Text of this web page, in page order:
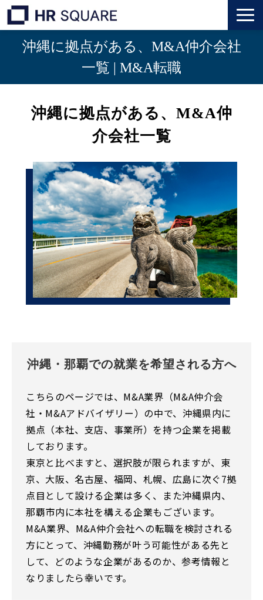
トップ
人材業界転職
インタビュー
代表メッセージ
個人のお客様
法人のお客様
沖縄に拠点がある、M&A仲介会社
一覧 | M&A転職
沖縄に拠点がある、M&A仲
介会社一覧
沖縄・那覇での就業を希望される方へ
こちらのページでは、M&A業界（M&A仲介会
社・M&Aアドバイザリー）の中で、沖縄県内に
拠点（本社、支店、事業所）を持つ企業を掲載
しております。
東京と比べますと、選択肢が限られますが、東
京、大阪、名古屋、福岡、札幌、広島に次ぐ7拠
点目として設ける企業は多く、また沖縄県内、
那覇市内に本社を構える企業もございます。
M&A業界、M&A仲介会社への転職を検討される
方にとって、沖縄勤務が叶う可能性がある先と
して、どのような企業があるのか、参考情報と
なりましたら幸いです。